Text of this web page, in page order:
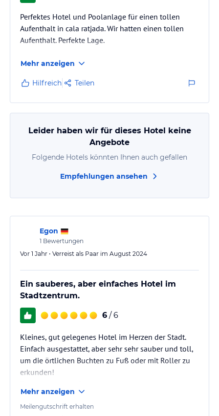
Perfektes Hotel und Poolanlage für einen tollen
Aufenthalt in cala ratjada. Wir hatten einen tollen
Aufenthalt. Perfekte Lage.
Mehr anzeigen
Hilfreich Teilen
Leider haben wir für dieses Hotel keine
Angebote
Folgende Hotels könnten Ihnen auch gefallen
Empfehlungen ansehen
Egon
1 Bewertungen
Vor 1 Jahr • Verreist als Paar im August 2024
Ein sauberes, aber einfaches Hotel im
Stadtzentrum.
6 / 6
Kleines, gut gelegenes Hotel im Herzen der Stadt.
Einfach ausgestattet, aber sehr sehr sauber und toll,
um die örtlichen Buchten zu Fuß oder mit Roller zu
erkunden!
Umgebung!
Mehr anzeigen
Meilengutschrift erhalten